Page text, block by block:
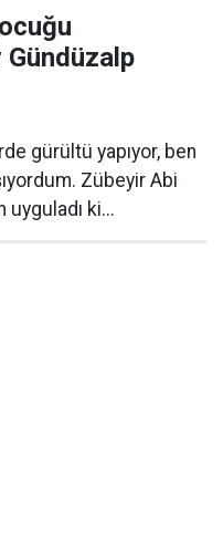
gürültü yapıyor, ben
Zübeyir Abi
uyguladı ki...